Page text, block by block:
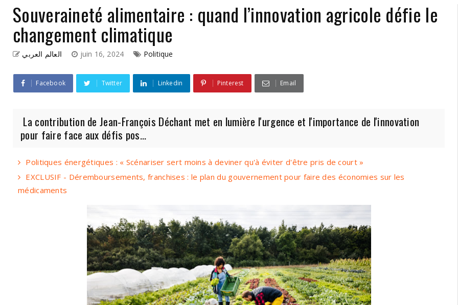
Souveraineté alimentaire : quand l’innovation agricole défie le
changement climatique
العالم العربي juin 16, 2024 Politique
Facebook Twitter Linkedin Pinterest Email
La contribution de Jean-François Déchant met en lumière l'urgence et l'importance de l'innovation
pour faire face aux défis pos...
Politiques énergétiques : « Scénariser sert moins à deviner qu'à éviter d'être pris de court »
EXCLUSIF - Déremboursements, franchises : le plan du gouvernement pour faire des économies sur les
médicaments